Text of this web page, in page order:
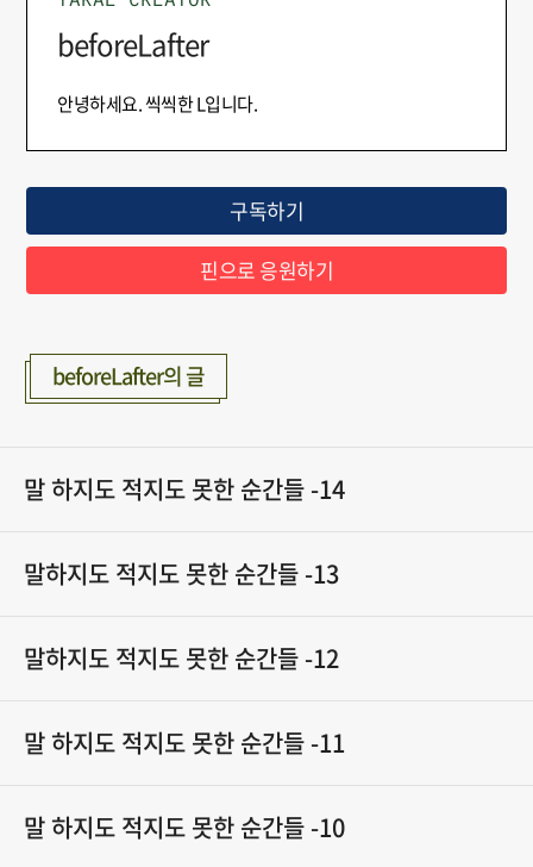
beforeLafter
안녕하세요. 씩씩한 L입니다.
구독하기
핀으로 응원하기
beforeLafter의 글
말 하지도 적지도 못한 순간들 -14
말하지도 적지도 못한 순간들 -13
말하지도 적지도 못한 순간들 -12
말 하지도 적지도 못한 순간들 -11
말 하지도 적지도 못한 순간들 -10